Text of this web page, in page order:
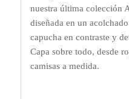
nuestra última colección
diseñada en un
capucha en contraste y
Capa sobre todo, desde
camisas a medida.